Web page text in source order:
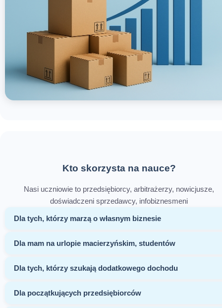
Kto skorzysta na nauce?
Nasi uczniowie to przedsiębiorcy, arbitrażerzy, nowicjusze,
doświadczeni sprzedawcy, infobiznesmeni
Dla tych, którzy marzą o własnym biznesie
Dla mam na urlopie macierzyńskim, studentów
Dla tych, którzy szukają dodatkowego dochodu
Dla początkujących przedsiębiorców